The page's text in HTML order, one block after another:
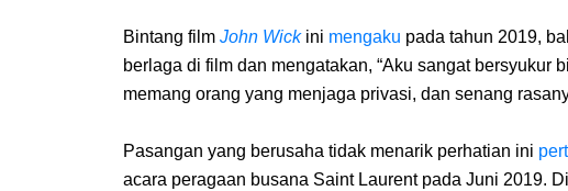
Bintang film John Wickini mengaku pada tahun 2019,
berlaga di film dan mengatakan, “Aku sangat bersyukur
memang orang yang menjaga privasi, dan senang
Pasangan yang berusaha tidak menarik perhatian ini
acara peragaan busana Saint Laurent pada Juni 2019.